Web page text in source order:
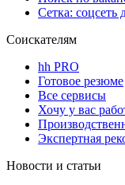
Сетка: соцсеть
Соискателям
hh PRO
Готовое резюме
Все сервисы
Хочу у вас
Экспертная
Новости и статьи